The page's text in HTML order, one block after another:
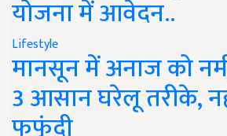
योजना में आवेदन..
Lifestyle
मानसून में अनाज को
3 आसान घरेलू तरीके,